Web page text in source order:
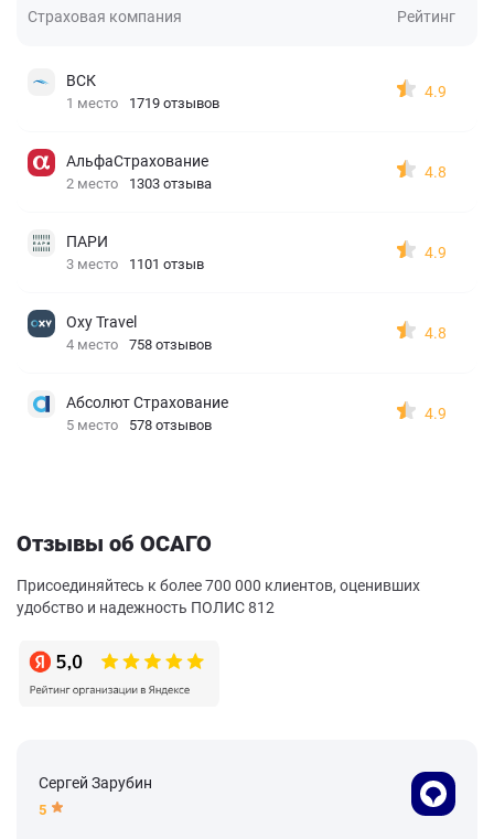
Страховая компания Рейтинг
ВСК
1 место 1719 отзывов
4.9
АльфаСтрахование
2 место 1303 отзыва
4.8
ПАРИ
3 место 1101 отзыв
4.9
Oxy Travel
4 место 758 отзывов
4.8
Абсолют Страхование
5 место 578 отзывов
4.9
Отзывы об ОСАГО
Присоединяйтесь к более 700 000 клиентов, оценивших
удобство и надежность ПОЛИС 812
Сергей Зарубин
5